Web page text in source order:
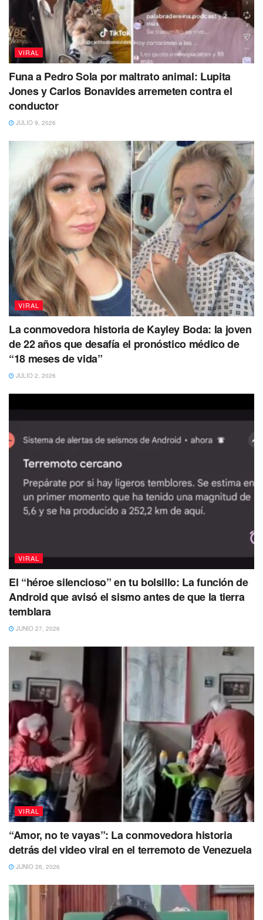
Según lo relatado, la mujer pasó de obtener tres mil 200
pesos mensuales a solo recibir mil 200 al mes para la
En otro video, la misma usuaria aparece ahora exponiendo
custodia.
Las reacciones a los videos de esta joven son diversas,
algunos hombres hacen comentarios como:
Una que ganemos los padres.
Al fin un final feliz.
Puedes Leer ademásCompra una docena de
huevo y nace un pollito; es adoptado por una
perrita |VIDEO
VIRAL
Funa a Pedro Sola por maltrato animal: Lupita
Jones y Carlos Bonavides arremeten contra el
conductor
JULIO 9, 2026
VIRAL
La conmovedora historia de Kayley Boda: la joven
de 22 años que desafía el pronóstico médico de
“18 meses de vida”
JULIO 2, 2026
VIRAL
El “héroe silencioso” en tu bolsillo: La función de
Android que avisó el sismo antes de que la tierra
temblara
JUNIO 27, 2026
VIRAL
“Amor, no te vayas”: La conmovedora historia
detrás del video viral en el terremoto de Venezuela
JUNIO 26, 2026